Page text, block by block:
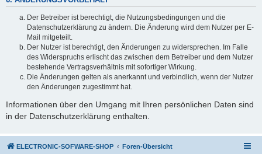
Der Betreiber ist berechtigt, die Nutzungsbedingungen und die
Datenschutzerklärung zu ändern. Die Änderung wird dem Nutzer per E-
Mail mitgeteilt.
Der Nutzer ist berechtigt, den Änderungen zu widersprechen. Im Falle
des Widerspruchs erlischt das zwischen dem Betreiber und dem Nutzer
bestehende Vertragsverhältnis mit sofortiger Wirkung.
Die Änderungen gelten als anerkannt und verbindlich, wenn der Nutzer
den Änderungen zugestimmt hat.
Informationen über den Umgang mit Ihren persönlichen Daten sind
in der Datenschutzerklärung enthalten.
ELECTRONIC-SOFWARE-SHOP Foren-Übersicht